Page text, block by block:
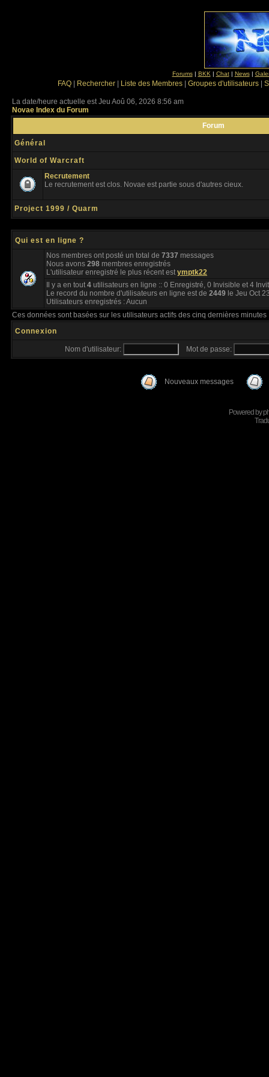
Forums| BKK | Chat| News|
FAQ Rechercher Liste des Membres Groupes d'utilisateurs
La date/heure actuelle est Jeu Aoû 06, 2026 8:56 am
Novae Index du Forum
Forum
Général
World of Warcraft
Recrutement
Le recrutement est clos. Novae est partie sous d'autres cieux.
Project 1999 / Quarm
Qui est en ligne ?
Nos membres ont posté un total de 7337 messages
Nous avons 298 membres enregistrés
L'utilisateur enregistré le plus récent estymptk22
Il y a en tout4 utilisateurs en ligne :: 0 Enregistré, 0 Invisible et 4
Le record du nombre d'utilisateurs en ligne est de 2449 le Jeu Oct
Utilisateurs enregistrés : Aucun
Ces données sont basées sur les utilisateurs actifs des cinq dernières minutes
Connexion
Nom d'utilisateur: Mot de passe:
Nouveaux messages
Powered by